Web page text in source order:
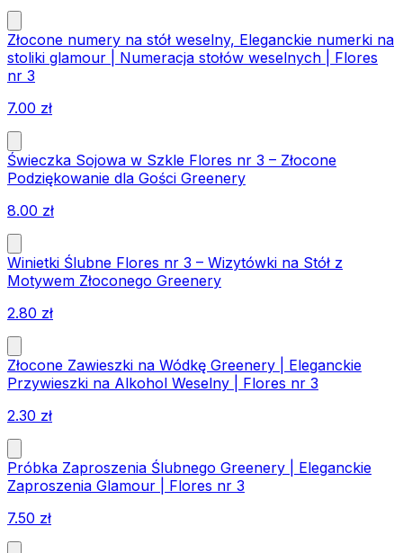
Złocone numery na stół weselny, Eleganckie numerki na
stoliki glamour | Numeracja stołów weselnych | Flores
nr 3
7.00 zł
Świeczka Sojowa w Szkle Flores nr 3 – Złocone
Podziękowanie dla Gości Greenery
8.00 zł
Winietki Ślubne Flores nr 3 – Wizytówki na Stół z
Motywem Złoconego Greenery
2.80 zł
Złocone Zawieszki na Wódkę Greenery | Eleganckie
Przywieszki na Alkohol Weselny | Flores nr 3
2.30 zł
Próbka Zaproszenia Ślubnego Greenery | Eleganckie
Zaproszenia Glamour | Flores nr 3
7.50 zł